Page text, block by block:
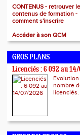
CONTENUS - retrouver
contenus de formation -
comment s'inscrire
Accéder à son QCM
GROS PLANS
Licenciés : 6 092 au
Evolution
nombre
licenciés.